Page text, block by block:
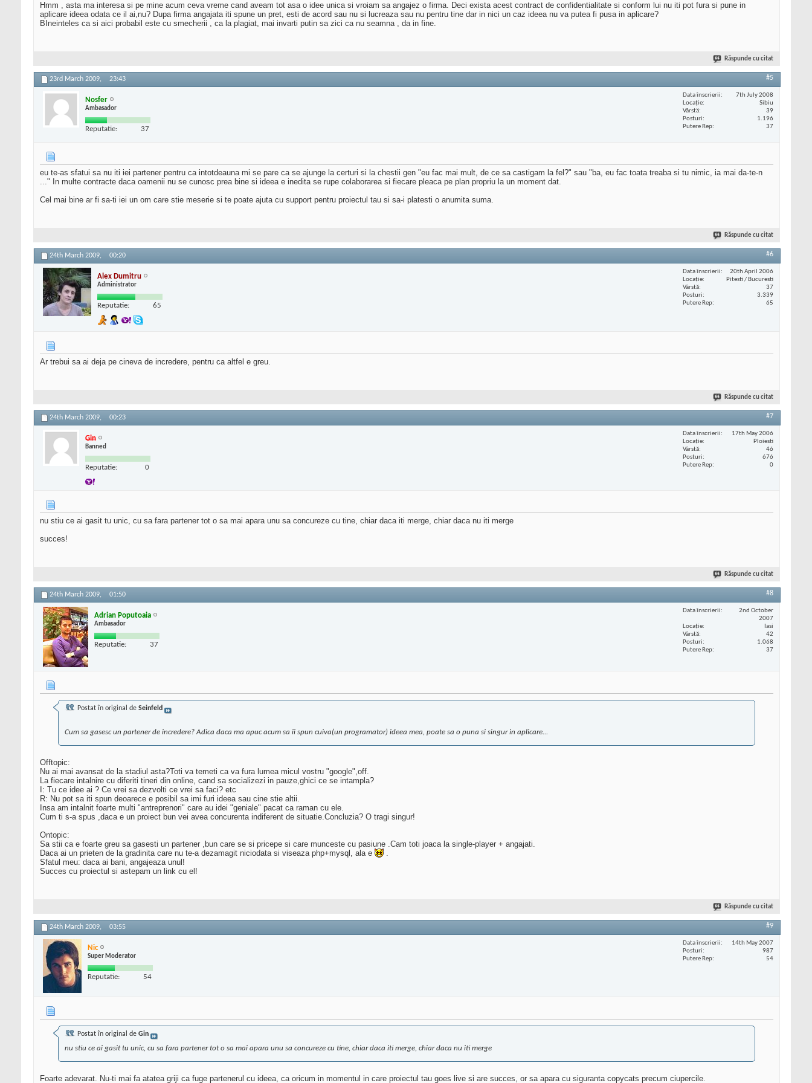
Hmm , asta ma interesa si pe mine acum ceva vreme cand aveam tot asa o idee unica si vroiam sa angajez o firma. Deci exista acest contract de confidentialitate si conform lui nu iti pot fura si pune in
aplicare ideea odata ce il ai,nu? Dupa firma angajata iti spune un pret, esti de acord sau nu si lucreaza sau nu pentru tine dar in nici un caz ideea nu va putea fi pusa in aplicare?
BIneinteles ca si aici probabil este cu smecherii , ca la plagiat, mai invarti putin sa zici ca nu seamna , da in fine.
Răspunde cu citat
23rd March 2009, 23:43 #5
Nosfer
Ambasador
Reputatie: 37
Data înscrierii
7th July 2008
Locaţie
Sibiu
Vârstă
39
Posturi
1.196
Putere Rep
37
eu te-as sfatui sa nu iti iei partener pentru ca intotdeauna mi se pare ca se ajunge la certuri si la chestii gen "eu fac mai mult, de ce sa castigam la fel?" sau "ba, eu fac toata treaba si tu nimic, ia mai da-te-n
..." In multe contracte daca oamenii nu se cunosc prea bine si ideea e inedita se rupe colaborarea si fiecare pleaca pe plan propriu la un moment dat.
Cel mai bine ar fi sa-ti iei un om care stie meserie si te poate ajuta cu support pentru proiectul tau si sa-i platesti o anumita suma.
Răspunde cu citat
24th March 2009, 00:20 #6
Alex Dumitru
Administrator
Reputatie: 65
Data înscrierii
20th April 2006
Locaţie
Pitesti / Bucuresti
Vârstă
37
Posturi
3.339
Putere Rep
65
Ar trebui sa ai deja pe cineva de incredere, pentru ca altfel e greu.
Răspunde cu citat
24th March 2009, 00:23 #7
Gin
Banned
Reputatie: 0
Data înscrierii
17th May 2006
Locaţie
Ploiesti
Vârstă
46
Posturi
676
Putere Rep
0
nu stiu ce ai gasit tu unic, cu sa fara partener tot o sa mai apara unu sa concureze cu tine, chiar daca iti merge, chiar daca nu iti merge
succes!
Răspunde cu citat
24th March 2009, 01:50 #8
Adrian Poputoaia
Ambasador
Reputatie: 37
Data înscrierii
2nd October
2007
Locaţie
Iasi
Vârstă
42
Posturi
1.068
Putere Rep
37
Postat în original de Seinfeld
Cum sa gasesc un partener de incredere? Adica daca ma apuc acum sa ii spun cuiva(un programator) ideea mea, poate sa o puna si singur in aplicare...
Offtopic:
Nu ai mai avansat de la stadiul asta?Toti va temeti ca va fura lumea micul vostru "google",off.
La fiecare intalnire cu diferiti tineri din online, cand sa socializezi in pauze,ghici ce se intampla?
I: Tu ce idee ai ? Ce vrei sa dezvolti ce vrei sa faci? etc
R: Nu pot sa iti spun deoarece e posibil sa imi furi ideea sau cine stie altii.
Insa am intalnit foarte multi "antreprenori" care au idei "geniale" pacat ca raman cu ele.
Cum ti s-a spus ,daca e un proiect bun vei avea concurenta indiferent de situatie.Concluzia? O tragi singur!
Ontopic:
Sa stii ca e foarte greu sa gasesti un partener ,bun care se si pricepe si care munceste cu pasiune .Cam toti joaca la single-player + angajati.
Daca ai un prieten de la gradinita care nu te-a dezamagit niciodata si viseaza php+mysql, ala e
.
Sfatul meu: daca ai bani, angajeaza unul!
Succes cu proiectul si astepam un link cu el!
Răspunde cu citat
24th March 2009, 03:55 #9
Nic
Super Moderator
Reputatie: 54
Data înscrierii
14th May 2007
Posturi
987
Putere Rep
54
Postat în original de Gin
nu stiu ce ai gasit tu unic, cu sa fara partener tot o sa mai apara unu sa concureze cu tine, chiar daca iti merge, chiar daca nu iti merge
Foarte adevarat. Nu-ti mai fa atatea griji ca fuge partenerul cu ideea, ca oricum in momentul in care proiectul tau goes live si are succes, or sa apara cu siguranta copycats precum ciupercile.